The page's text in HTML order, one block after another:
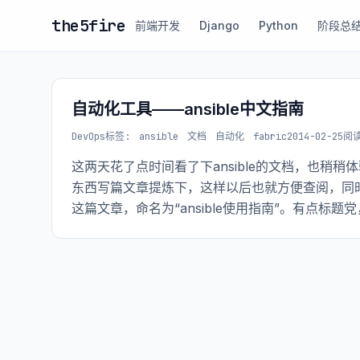
the5fire 前端开发 Django Python 阶段总
自动化工具——ansible中文指南
DevOps标签: ansible 文档 自动化 fabric2014-02-25阅
这两天花了点时间看了下ansible的文档，也稍稍
东西写篇文章提炼下，这样以后也就方便查阅，
这篇文章，命名为“ansible使用指南”。有点标题